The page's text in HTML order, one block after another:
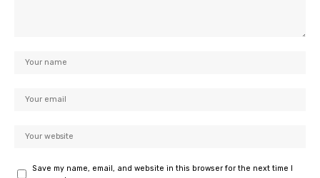
Save my name, email, and website in this browser for the next time I